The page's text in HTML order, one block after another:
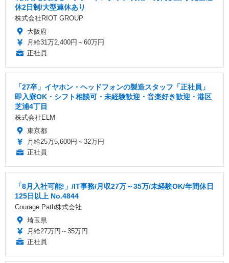
休2日制/大型連休あり
株式会社RIOT GROUP
大阪府
月給31万2,400円～60万円
正社員
「27卒」イヤホン・ヘッドフォンの製造スタッフ「正社員」
即入寮OK・シフト相談可・未経験歓迎・音楽好き歓迎・港区
芝浦4丁目
株式会社ELM
東京都
月給25万5,600円～32万円
正社員
「8月入社可能!」/IT事務/月収27万～35万/未経験OK/年間休日
125日以上 No.4844
Courage Path株式会社
埼玉県
月給27万円～35万円
正社員